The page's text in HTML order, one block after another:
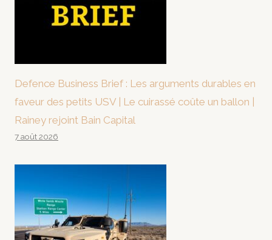
Defence Business Brief : Les arguments durables en
faveur des petits USV | Le cuirassé coûte un ballon |
Rainey rejoint Bain Capital
7 août 2026